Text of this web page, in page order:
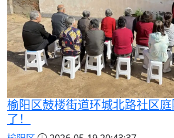
榆阳区鼓楼街道环城北路社区
了！